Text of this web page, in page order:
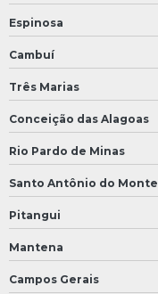
Espinosa
Cambuí
Três Marias
Conceição das Alagoas
Rio Pardo de Minas
Santo Antônio do Monte
Pitangui
Mantena
Campos Gerais